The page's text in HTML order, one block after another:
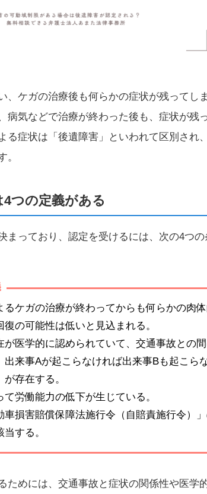
、ケガの治療後も何らかの症状が残ってし
病気などで治療が終わった後も、症状が残
る症状は「後遺障害」といわれて区別され、
。
つの定義がある
まっており、認定を受けるには、次の4つ
るケガの治療が終わってからも何らかの肉
の可能性は低いと見込まれる。
が医学的に認められていて、交通事故との
出来事Aが起こらなければ出来事Bも起こら
存在する。
て労働能力の低下が生じている。
車損害賠償保障法施行令（自賠責施行令）
する。
ためには、交通事故と症状の関係性や医学